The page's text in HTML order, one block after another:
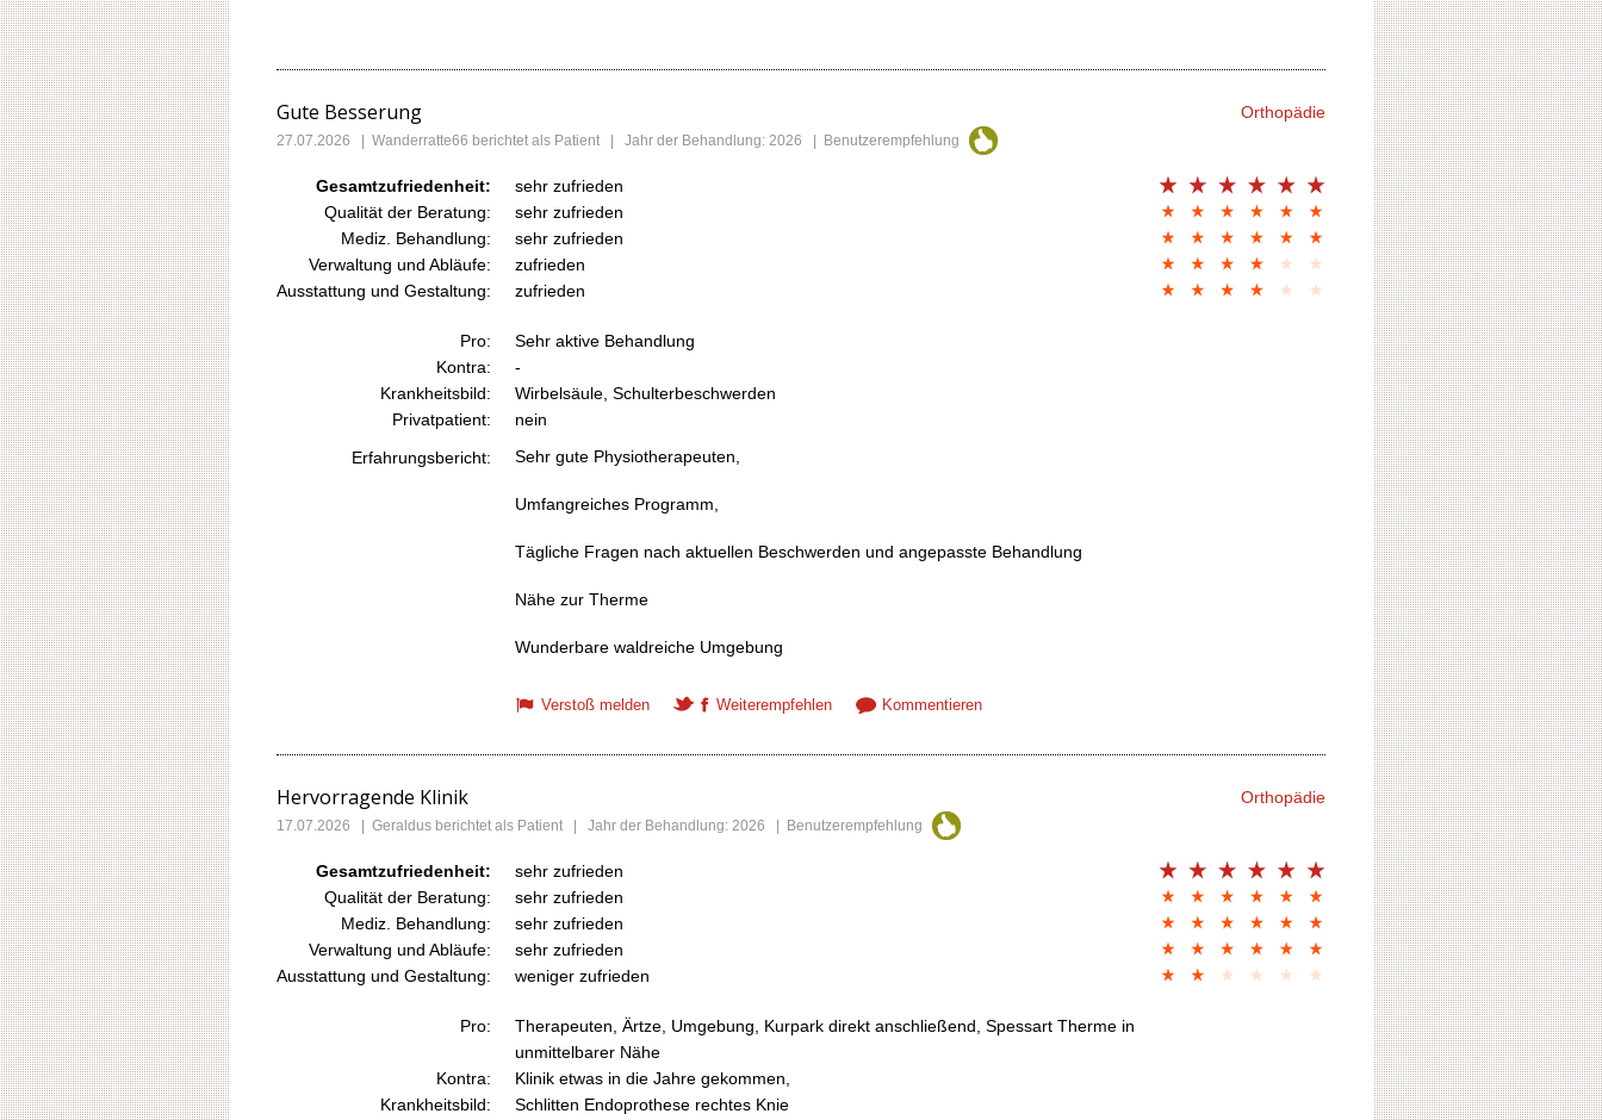
Gute Besserung Orthopädie
27.07.2026 Wanderratte66 berichtet als Patient | Jahr der Behandlung: 2026 | Benutzerempfehlung
Gesamtzufriedenheit:
sehr zufrieden
Qualität der Beratung:
sehr zufrieden
Mediz. Behandlung:
sehr zufrieden
Verwaltung und Abläufe:
zufrieden
Ausstattung und Gestaltung:
zufrieden
Pro:
Sehr aktive Behandlung
Kontra:
-
Krankheitsbild:
Wirbelsäule, Schulterbeschwerden
Privatpatient:
nein
Erfahrungsbericht:
Sehr gute Physiotherapeuten,
Umfangreiches Programm,
Tägliche Fragen nach aktuellen Beschwerden und angepasste Behandlung
Nähe zur Therme
Wunderbare waldreiche Umgebung
Verstoß melden Weiterempfehlen Kommentieren
Hervorragende Klinik Orthopädie
17.07.2026 Geraldus berichtet als Patient | Jahr der Behandlung: 2026 | Benutzerempfehlung
Gesamtzufriedenheit:
sehr zufrieden
Qualität der Beratung:
sehr zufrieden
Mediz. Behandlung:
sehr zufrieden
Verwaltung und Abläufe:
sehr zufrieden
Ausstattung und Gestaltung:
weniger zufrieden
Pro:
Therapeuten, Ärtze, Umgebung, Kurpark direkt anschließend, Spessart Therme in
unmittelbarer Nähe
Kontra:
Klinik etwas in die Jahre gekommen,
Krankheitsbild:
Schlitten Endoprothese rechtes Knie